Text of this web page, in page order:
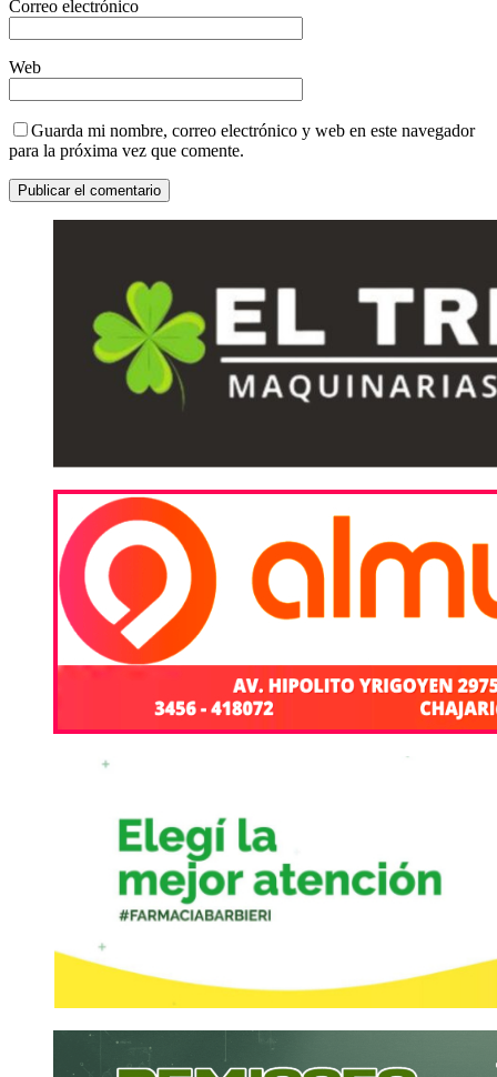
Correo electrónico
Web
Guarda mi nombre, correo electrónico y web en este navegador
para la próxima vez que comente.